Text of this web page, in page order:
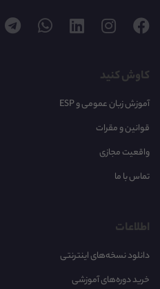
کاوش کنید
آموزش زبان عمومی و ESP
قوانین و مقرات
واقعیت مجازی
تماس با ما
اطلاعات
دانلود نسخه‌های اینترنتی
خرید دوره‌های آموزشی